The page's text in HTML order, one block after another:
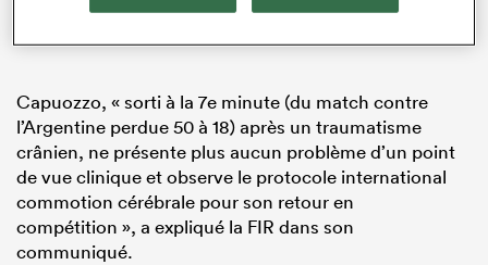
Capuozzo, « sorti à la 7e minute (du match contre
l’Argentine perdue 50 à 18) après un traumatisme
crânien, ne présente plus aucun problème d’un point
de vue clinique et observe le protocole international
commotion cérébrale pour son retour en
compétition », a expliqué la FIR dans son
communiqué.